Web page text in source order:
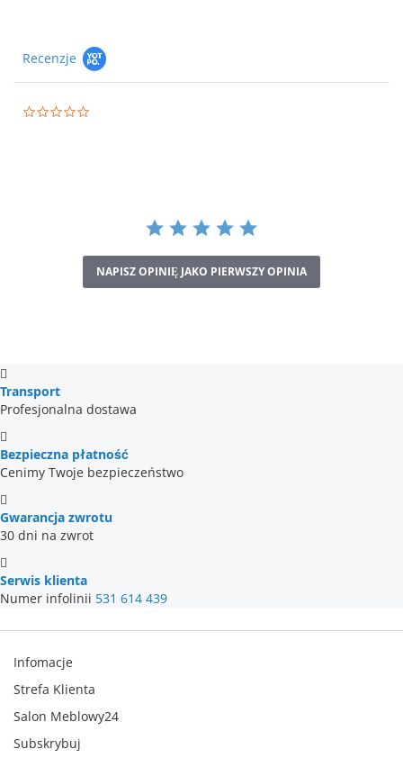
Recenzje
NAPISZ OPINIĘ JAKO PIERWSZY OPINIA
Transport
Profesjonalna dostawa
Bezpieczna płatność
Cenimy Twoje bezpieczeństwo
Gwarancja zwrotu
30 dni na zwrot
Serwis klienta
Numer infolinii 531 614 439
Infomacje
Strefa Klienta
Salon Meblowy24
Subskrybuj